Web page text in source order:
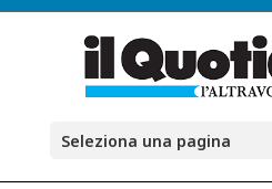
Seleziona una pagina